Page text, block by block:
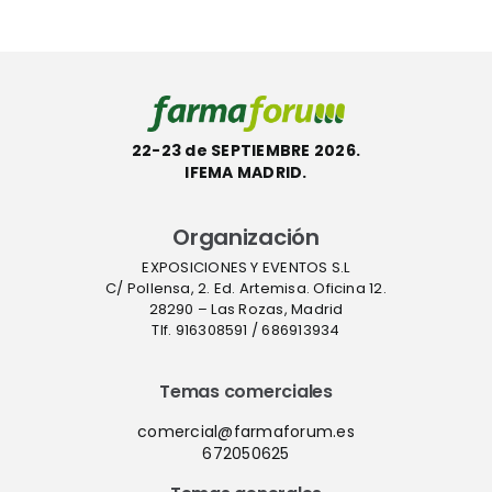
22-23 de SEPTIEMBRE 2026.
IFEMA MADRID.
Organización
EXPOSICIONES Y EVENTOS S.L
C/ Pollensa, 2. Ed. Artemisa. Oficina 12.
28290 – Las Rozas, Madrid
Tlf. 916308591 / 686913934
Temas comerciales
comercial@farmaforum.es
672050625